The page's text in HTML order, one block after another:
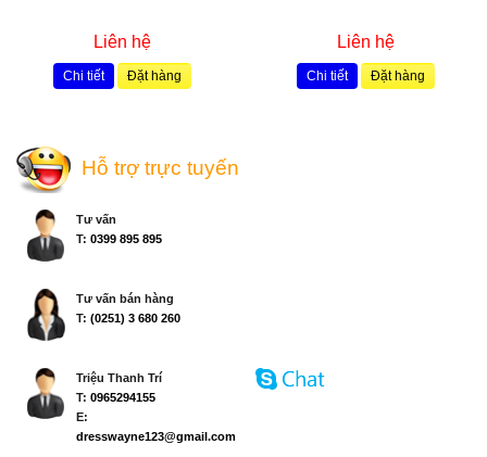
Liên hệ
Chi tiết Đặt hàng
Liên hệ
Chi tiết Đặt hàng
Hỗ trợ trực tuyến
Tư vấn
T: 0399 895 895
Tư vấn bán hàng
T: (0251) 3 680 260
Triệu Thanh Trí
T: 0965294155
E:
dresswayne123@gmail.com